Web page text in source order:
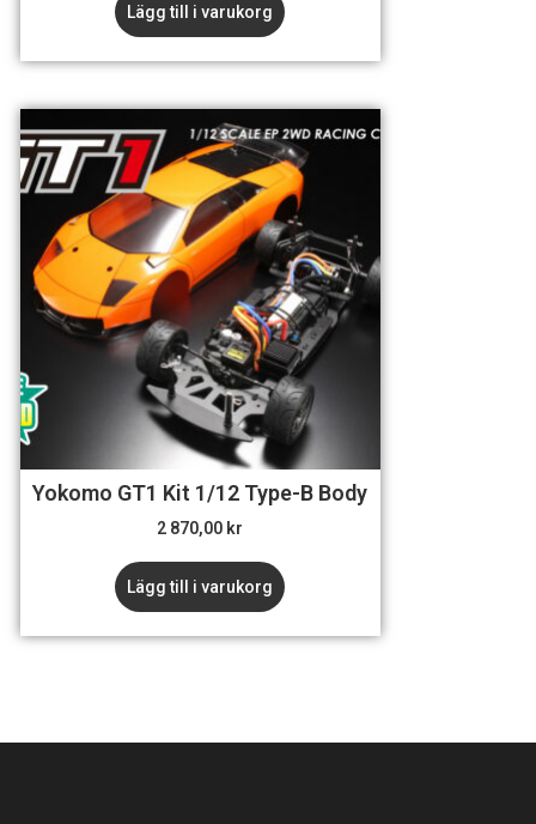
Lägg till i varukorg
Yokomo GT1 Kit 1/12 Type-B Body
2 870,00 kr
Lägg till i varukorg